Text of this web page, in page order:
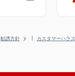
勧誘方針 カスタマーハラ